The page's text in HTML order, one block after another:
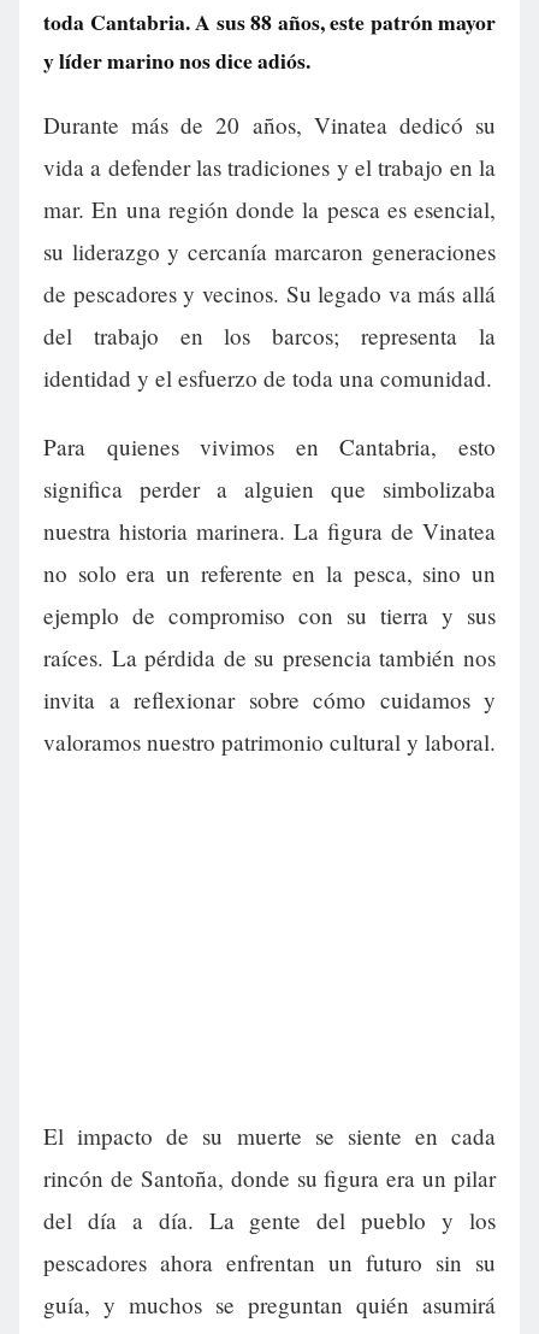
toda Cantabria. A sus 88 años, este patrón mayor
y líder marino nos dice adiós.
Durante más de 20 años, Vinatea dedicó su
vida a defender las tradiciones y el trabajo en la
mar. En una región donde la pesca es esencial,
su liderazgo y cercanía marcaron generaciones
de pescadores y vecinos. Su legado va más allá
del trabajo en los barcos; representa la
identidad y el esfuerzo de toda una comunidad.
Para quienes vivimos en Cantabria, esto
significa perder a alguien que simbolizaba
nuestra historia marinera. La figura de Vinatea
no solo era un referente en la pesca, sino un
ejemplo de compromiso con su tierra y sus
raíces. La pérdida de su presencia también nos
invita a reflexionar sobre cómo cuidamos y
valoramos nuestro patrimonio cultural y laboral.
El impacto de su muerte se siente en cada
rincón de Santoña, donde su figura era un pilar
del día a día. La gente del pueblo y los
pescadores ahora enfrentan un futuro sin su
guía, y muchos se preguntan quién asumirá